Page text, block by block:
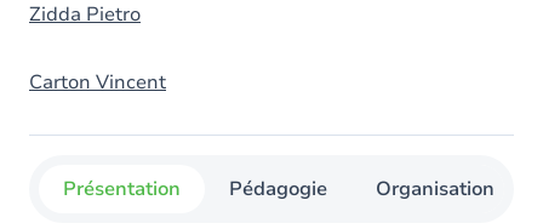
Zidda Pietro
Carton Vincent
Présentation Pédagogie Organisation